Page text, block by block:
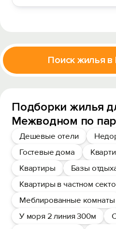
Поиск жилья
Подборки жилья
Межводном по
Дешевые отели
Гостевые дома
Квартиры
Базы
Квартиры в частном
Меблированные комнаты
У моря 2 линия 300м